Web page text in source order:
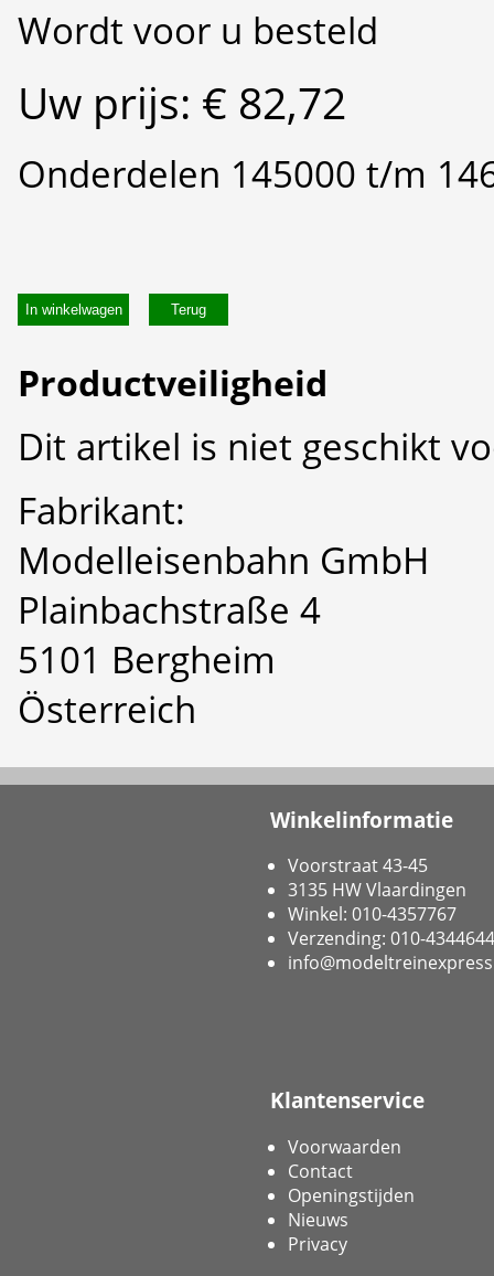
Wordt voor u besteld
Uw prijs: € 82,72
Onderdelen 145000 t/m
In winkelwagen
Productveiligheid
Dit artikel is niet geschikt
Fabrikant:
Modelleisenbahn GmbH
Plainbachstraße 4
5101 Bergheim
Österreich
Winkelinformatie
Voorstraat 43-45
3135 HW Vlaardingen
Winkel: 010-4357767
Verzending: 010-4344644
Klantenservice
Voorwaarden
Contact
Openingstijden
Nieuws
Privacy